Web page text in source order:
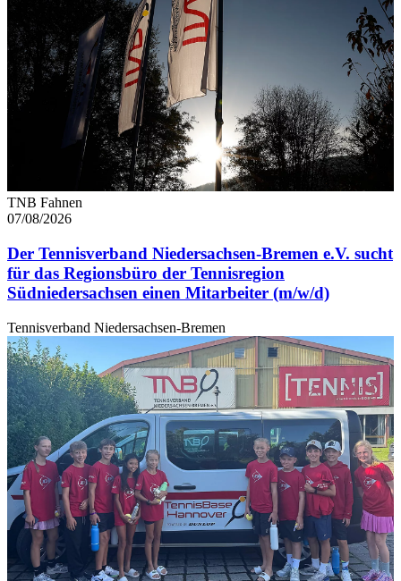
TNB Fahnen
07/08/2026
Der Tennisverband Niedersachsen-Bremen e.V. sucht
für das Regionsbüro der Tennisregion
Südniedersachsen einen Mitarbeiter (m/w/d)
Tennisverband Niedersachsen-Bremen